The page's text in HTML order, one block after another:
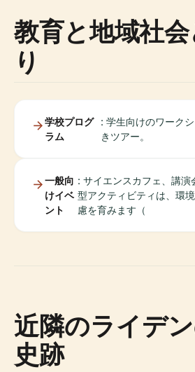
教育と地域社
り
学校プログ
ラム
: 学生向けのワーク
きツアー。
一般向
けイベ
ント
: サイエンスカフェ、講演
型アクティビティは、環
慮を育みます（
近隣のライデ
史跡